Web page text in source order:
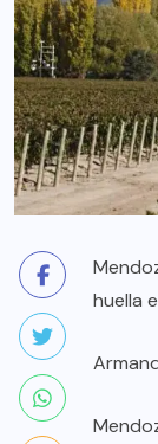
huella